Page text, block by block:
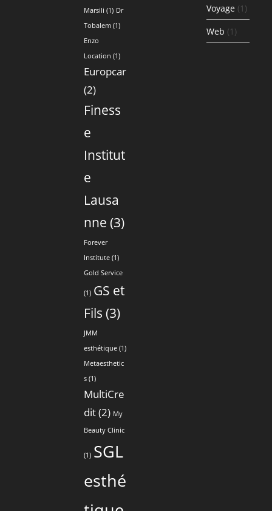
Marsili (1) Dr
Tobalem (1)
Enzo
Location (1)
Europcar
(2)
Finess
e
Institut
e
Lausa
nne (3)
Forever
Institute (1)
Gold Service
(1) GS et
Fils (3)
JMM
esthétique (1)
Metaesthetic
s (1)
MultiCre
dit(2) My
Beauty Clinic
(1) SGL
esthé
Voyage (1)
Web (1)